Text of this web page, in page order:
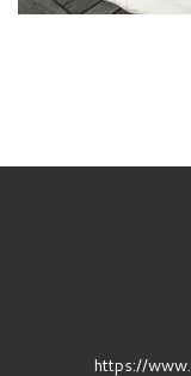
https://